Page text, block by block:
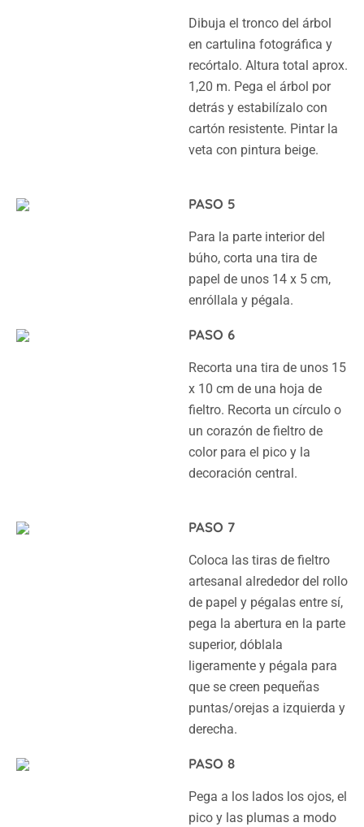
Dibuja el tronco del árbol
en cartulina fotográfica y
recórtalo. Altura total aprox.
1,20 m. Pega el árbol por
detrás y estabilízalo con
cartón resistente. Pintar la
veta con pintura beige.
PASO 5
Para la parte interior del
búho, corta una tira de
papel de unos 14 x 5 cm,
enróllala y pégala.
PASO 6
Recorta una tira de unos 15
x 10 cm de una hoja de
fieltro. Recorta un círculo o
un corazón de fieltro de
color para el pico y la
decoración central.
PASO 7
Coloca las tiras de fieltro
artesanal alrededor del rollo
de papel y pégalas entre sí,
pega la abertura en la parte
superior, dóblala
ligeramente y pégala para
que se creen pequeñas
puntas/orejas a izquierda y
derecha.
PASO 8
Pega a los lados los ojos, el
pico y las plumas a modo